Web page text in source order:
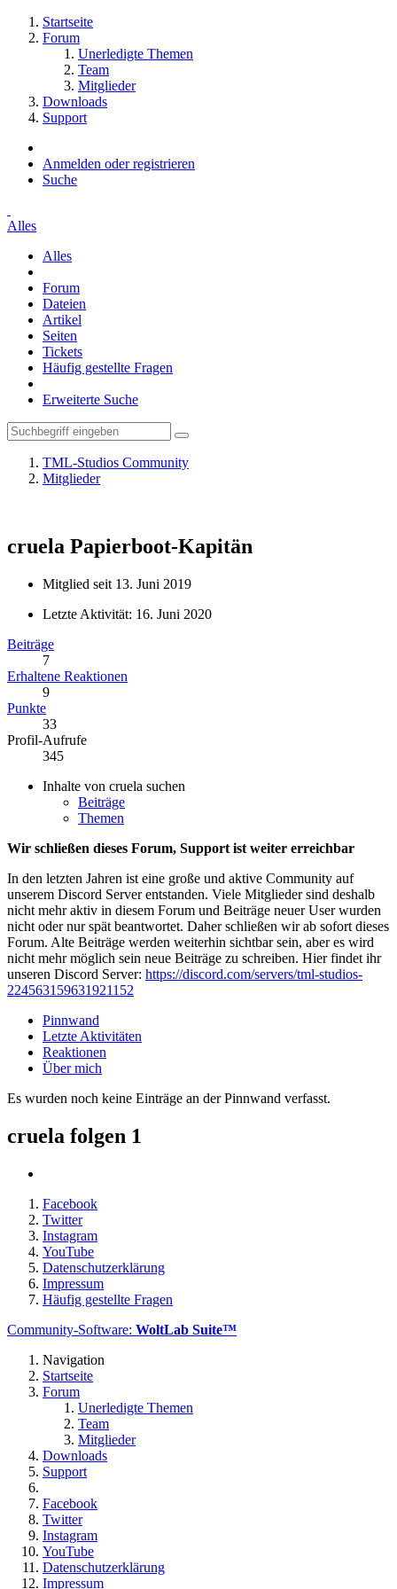
Startseite
Forum
Unerledigte Themen
Team
Mitglieder
Downloads
Support
Anmelden oder registrieren
Suche
Alles
Alles
Forum
Dateien
Artikel
Seiten
Tickets
Häufig gestellte Fragen
Erweiterte Suche
TML-Studios Community
Mitglieder
cruela Papierboot-Kapitän
Mitglied seit 13. Juni 2019
Letzte Aktivität: 16. Juni 2020
Beiträge
7
Erhaltene Reaktionen
9
Punkte
33
Profil-Aufrufe
345
Inhalte von cruela suchen
Beiträge
Themen
Wir schließen dieses Forum, Support ist weiter erreichbar
In den letzten Jahren ist eine große und aktive Community auf
unserem Discord Server entstanden. Viele Mitglieder sind deshalb
nicht mehr aktiv in diesem Forum und Beiträge neuer User wurden
nicht oder nur spät beantwortet. Daher schließen wir ab sofort dieses
Forum. Alte Beiträge werden weiterhin sichtbar sein, aber es wird
nicht mehr möglich sein neue Beiträge zu schreiben. Hier findet ihr
unseren Discord Server: https://discord.com/servers/tml-studios-
224563159631921152
Pinnwand
Letzte Aktivitäten
Reaktionen
Über mich
Es wurden noch keine Einträge an der Pinnwand verfasst.
cruela folgen 1
Facebook
Twitter
Instagram
YouTube
Datenschutzerklärung
Impressum
Häufig gestellte Fragen
Community-Software: WoltLab Suite™
Navigation
Startseite
Forum
Unerledigte Themen
Team
Mitglieder
Downloads
Support
Facebook
Twitter
Instagram
YouTube
Datenschutzerklärung
Impressum